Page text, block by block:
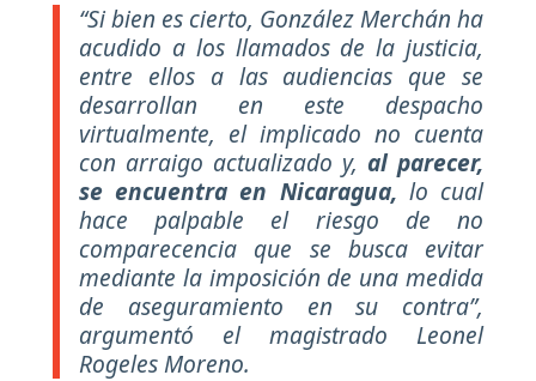
“Si bien es cierto, González Merchán ha
acudido a los llamados de la justicia,
entre ellos a las audiencias que se
desarrollan en este despacho
virtualmente, el implicado no cuenta
con arraigo actualizado y, al parecer,
se encuentra en Nicaragua, lo cual
hace palpable el riesgo de no
comparecencia que se busca evitar
mediante la imposición de una medida
de aseguramiento en su contra”,
argumentó el magistrado Leonel
Rogeles Moreno.